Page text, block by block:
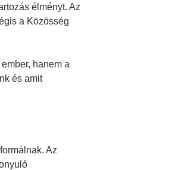
élményt. Az
a Közösség
hanem a
és amit
Az